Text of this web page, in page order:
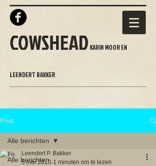
COWSHEAD KARIN MOOR EN
LEENDERT BAKKER
Post
Alle berichten
Alle berichten
Leendert P. Bakker
5 mei 2010 1 minuten om te lezen